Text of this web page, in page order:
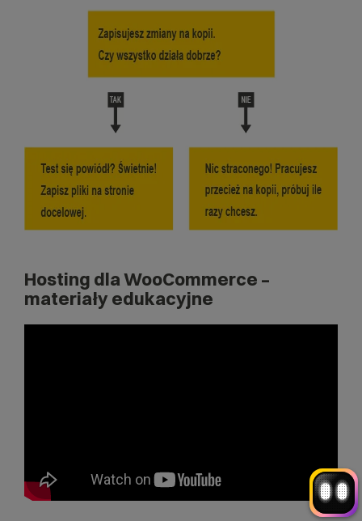
Hosting dla WooCommerce –
materiały edukacyjneWitaj! Jestem robo_Folks.